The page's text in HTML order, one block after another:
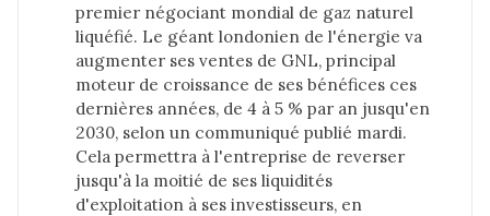
premier négociant mondial de gaz naturel
liquéfié. Le géant londonien de l'énergie va
augmenter ses ventes de GNL, principal
moteur de croissance de ses bénéfices ces
dernières années, de 4 à 5 % par an jusqu'en
2030, selon un communiqué publié mardi.
Cela permettra à l'entreprise de reverser
jusqu'à la moitié de ses liquidités
d'exploitation à ses investisseurs, en